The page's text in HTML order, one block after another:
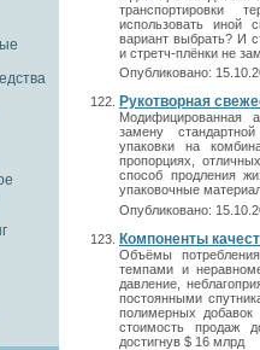
транспортировки
использовать иной
вариант выбрать? И
и стретч-плёнки не
Опубликовано:
Рукотворная
Модифицированная
замену
упаковки на
пропорциях,
способ продления
упаковочные
Опубликовано:
Компоненты
Объёмы
темпами и
давление,
постоянными
полимерных
стоимость продаж
достигнув $ 16 млрд